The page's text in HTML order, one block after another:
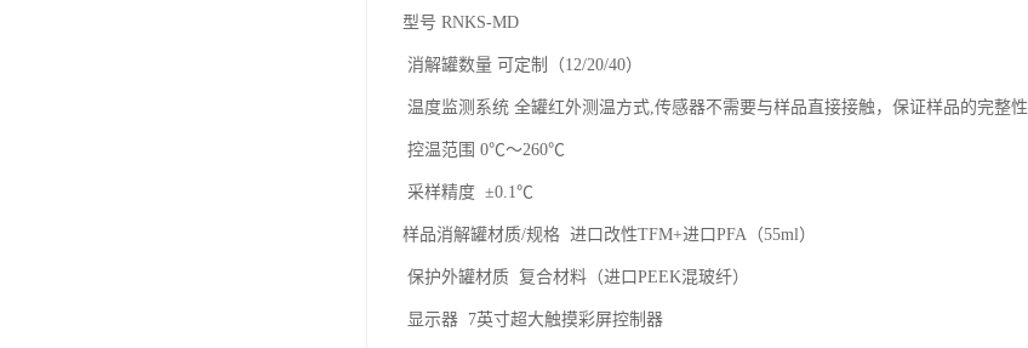
型号 RNKS-MD
消解罐数量 可定制（12/20/40）
温度监测系统 全罐红外测温方式,传感器不需要与样品直接接触，保证样品的完整性
控温范围 0℃～260℃
采样精度 ±0.1℃
样品消解罐材质/规格 进口改性TFM+进口PFA（55ml）
保护外罐材质 复合材料（进口PEEK混玻纤）
显示器 7英寸超大触摸彩屏控制器